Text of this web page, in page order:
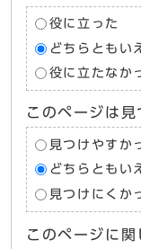
役に立った
どちらともい
役に立たなか
このページは見
見つけやすか
どちらともい
見つけにくか
このページに